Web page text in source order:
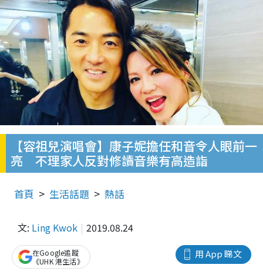
【容祖兒演唱會】康子妮擔任和音令人眼前一
亮 不理家人反對修讀音樂有高造詣
首頁 生活話題 熱話
文: Ling Kwok 2019.08.24
用 App 睇文
在Google追蹤
《UHK 港生活》